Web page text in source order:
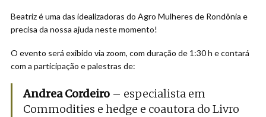
Beatriz é uma das idealizadoras do Agro Mulheres de Rondônia e
precisa da nossa ajuda neste momento!
O evento será exibido via zoom, com duração de 1:30 h e contará
com a participação e palestras de:
Andrea Cordeiro – especialista em
Commodities e hedge e coautora do Livro